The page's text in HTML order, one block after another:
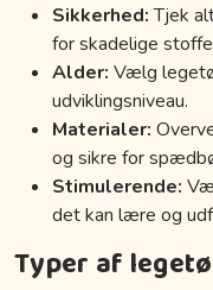
Sikkerhed:Tjek
for skadelige
Alder: Vælg
udviklingsniveau.
Materialer:
og sikre for
Stimulerende:
det kan lære og
Typer af